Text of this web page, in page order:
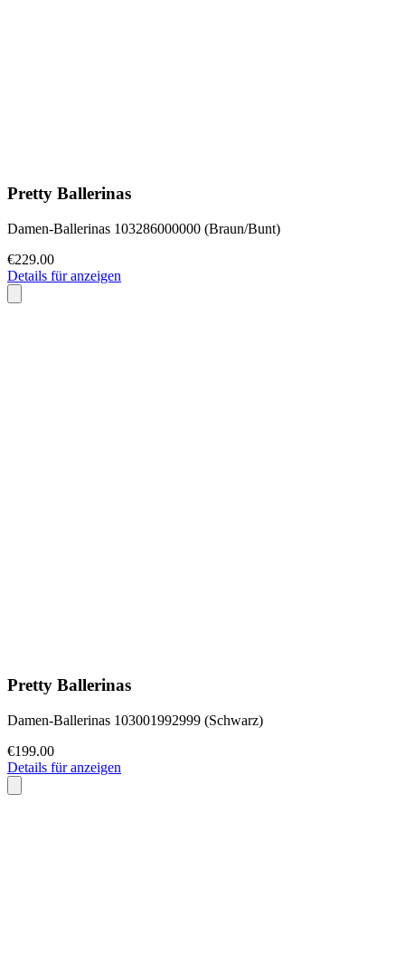
Pretty Ballerinas
Damen-Ballerinas 103286000000 (Braun/Bunt)
€229.00
Details für anzeigen
Pretty Ballerinas
Damen-Ballerinas 103001992999 (Schwarz)
€199.00
Details für anzeigen